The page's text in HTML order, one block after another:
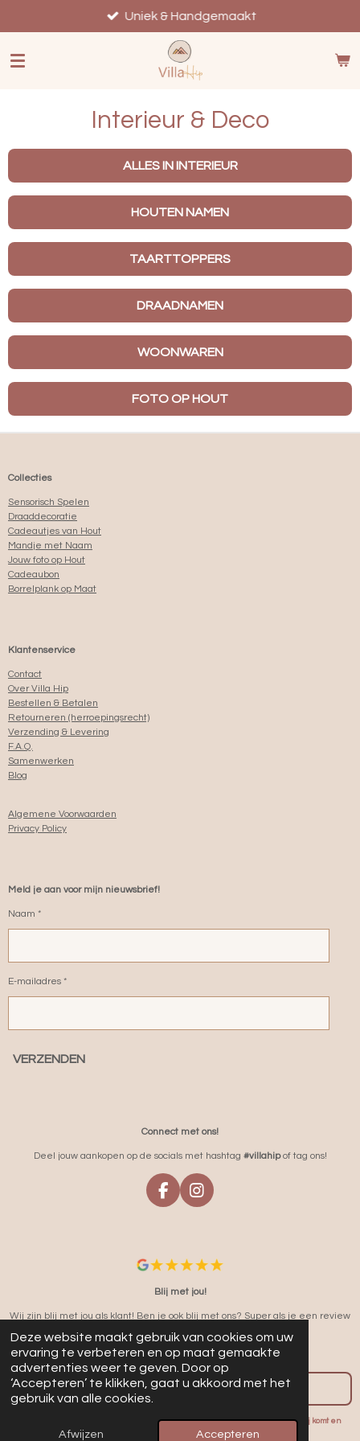
Deze website maakt gebruik van cookies om uw
ervaring te verbeteren en op maat gemaakte
advertenties weer te geven. Door op
‘Accepteren’ te klikken, gaat u akkoord met het
gebruik van alle cookies.
Afwijzen Accepteren
direct
naar
Uniek & Handgemaakt
Interieur & Deco
ALLES IN INTERIEUR
HOUTEN NAMEN
TAARTTOPPERS
DRAADNAMEN
WOONWAREN
FOTO OP HOUT
Collecties
Sensorisch Spelen
Draaddecoratie
Cadeautjes van Hout
Mandje met Naam
Jouw foto op Hout
Cadeaubon
Borrelplank op Maat
Klantenservice
Contact
Over Villa Hip
Bestellen & Betalen
Retourneren (herroepingsrecht)
Verzending & Levering
F.A.Q.
Samenwerken
Blog
Algemene Voorwaarden
Privacy Policy
Meld je aan voor mijn nieuwsbrief!
Naam *
E-mailadres *
VERZENDEN
Connect met ons!
Deel jouw aankopen op de socials met hashtag #villahipof tag ons!
F
A
O
O
I
N
A
G
R
M
Blij met jou!
Wij zijn blij met jou als klant! Ben je ook blij met ons? Super als je een review
wilt achterlaten!
5/5 op Google
REVIEW ONS
(wil jij ook een nieuwe website, geef aan dat je via mij komt en
ontvang 25% korting!)